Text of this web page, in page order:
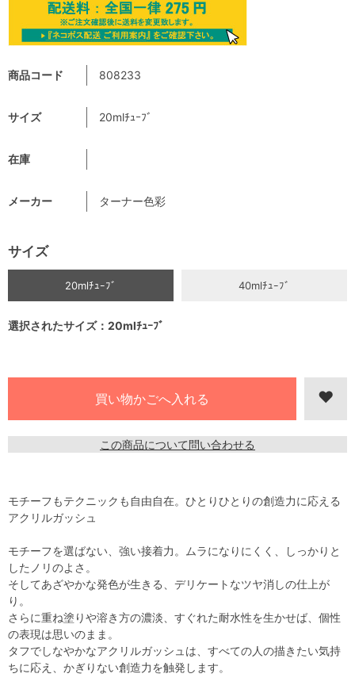
商品コード 808233
サイズ 20mlﾁｭｰﾌﾞ
在庫
メーカー ターナー色彩
サイズ
20mlﾁｭｰﾌﾞ 40mlﾁｭｰﾌﾞ
選択されたサイズ：20mlﾁｭｰﾌﾞ
この商品について問い合わせる
モチーフもテクニックも自由自在。ひとりひとりの創造力に応える
アクリルガッシュ
モチーフを選ばない、強い接着力。ムラになりにくく、しっかりと
したノリのよさ。
そしてあざやかな発色が生きる、デリケートなツヤ消しの仕上が
り。
さらに重ね塗りや溶き方の濃淡、すぐれた耐水性を生かせば、個性
の表現は思いのまま。
タフでしなやかなアクリルガッシュは、すべての人の描きたい気持
ちに応え、かぎりない創造力を触発します。